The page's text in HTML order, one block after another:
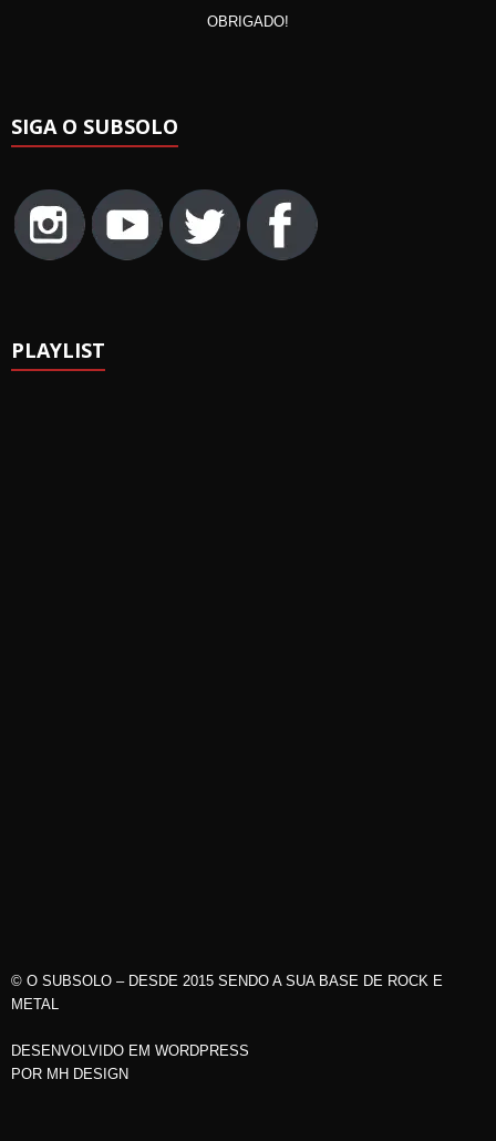
OBRIGADO!
SIGA O SUBSOLO
PLAYLIST
© O SUBSOLO – DESDE 2015 SENDO A SUA BASE DE ROCK E
METAL
DESENVOLVIDO EM WORDPRESS
POR MH DESIGN